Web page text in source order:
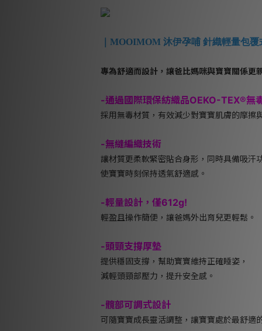
｜MOOIMOM 沐伊孕哺 針織輕量包
專為舒適而設計，讓爸比媽咪與寶寶關係更
-通過國際環保紡織品OEKO-TEX®無
採用無毒材質，有效減少對寶寶肌膚的摩擦
-無縫編織技術
讓材質更柔軟緊密貼合身形，同時具備吸汗
使寶寶時刻保持透氣舒適感。
-輕量設計，僅612g!
輕盈且操作簡便，讓爸媽外出育兒更輕鬆。
-頭頸支撐厚墊
提供穩固支撐，幫助寶寶維持正確睡姿，
減輕頭頸部壓力，提升安全感。
-髖部可調式設計
可隨寶寶成長靈活調整，讓寶寶處於最舒適